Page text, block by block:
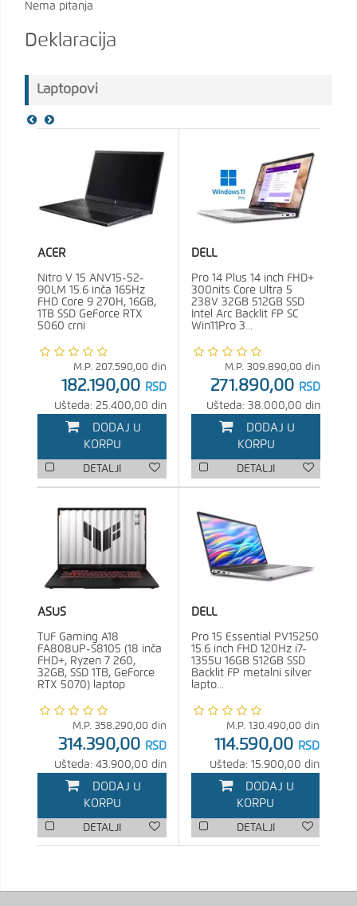
Nema pitanja
Deklaracija
Laptopovi
ACER
Nitro V 15 ANV15-52-
90LM 15.6 inča 165Hz
FHD Core 9 270H, 16GB,
1TB SSD GeForce RTX
5060 crni
M.P. 207.590,00 din
182.190,00 RSD
Ušteda: 25.400,00 din
DODAJ U
KORPU
DETALJI
DELL
Pro 14 Plus 14 inch FHD+
300nits Core Ultra 5
238V 32GB 512GB SSD
Intel Arc Backlit FP SC
Win11Pro 3...
M.P. 309.890,00 din
271.890,00 RSD
Ušteda: 38.000,00 din
DODAJ U
KORPU
DETALJI
ASUS
TUF Gaming A18
FA808UP-S8105 (18 inča
FHD+, Ryzen 7 260,
32GB, SSD 1TB, GeForce
RTX 5070) laptop
M.P. 358.290,00 din
314.390,00 RSD
Ušteda: 43.900,00 din
DODAJ U
KORPU
DETALJI
DELL
Pro 15 Essential PV15250
15.6 inch FHD 120Hz i7-
1355U 16GB 512GB SSD
Backlit FP metalni silver
lapto...
M.P. 130.490,00 din
114.590,00 RSD
Ušteda: 15.900,00 din
DODAJ U
KORPU
DETALJI